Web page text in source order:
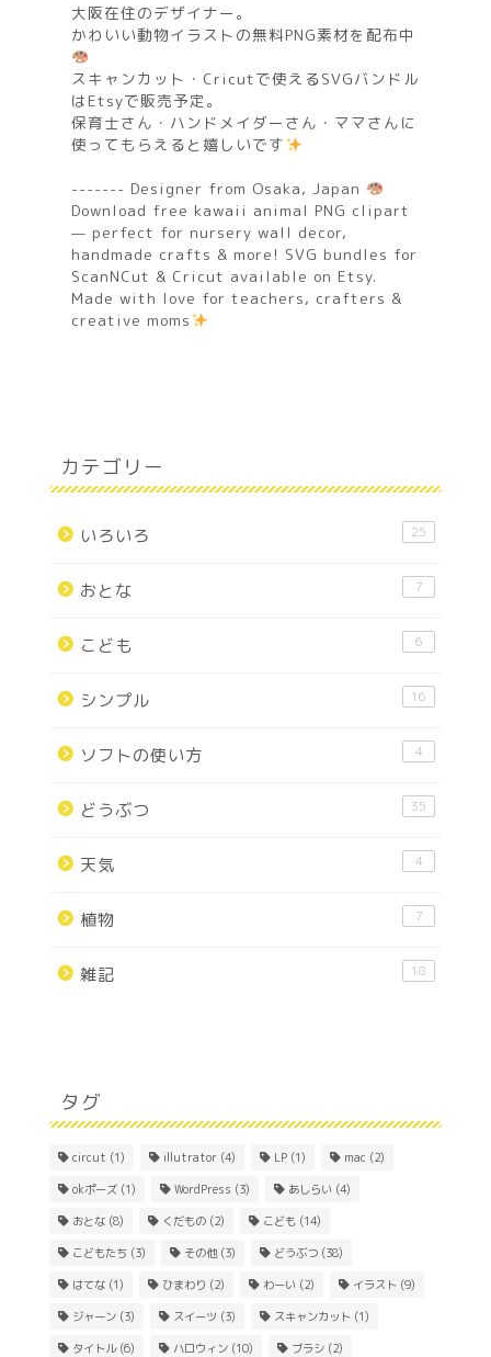
大阪在住のデザイナー。
かわいい動物イラストの無料PNG素材を配布中
スキャンカット・Cricutで使えるSVGバンドル
はEtsyで販売予定。
保育士さん・ハンドメイダーさん・ママさんに
使ってもらえると嬉しいです
------- Designer from Osaka, Japan
Download free kawaii animal PNG clipart
— perfect for nursery wall decor,
handmade crafts & more! SVG bundles for
ScanNCut & Cricut available on Etsy.
Made with love for teachers, crafters &
creative moms
カテゴリー
いろいろ 25
おとな 7
こども 6
シンプル 16
ソフトの使い方 4
どうぶつ 35
天気 4
植物 7
雑記 18
タグ
circut (1) illutrator (4) LP (1) mac (2)
okポーズ (1) WordPress (3) あしらい (4)
おとな (8) くだもの (2) こども (14)
こどもたち (3) その他(3) どうぶつ (38)
はてな (1) ひまわり (2) わーい (2) イラスト (9)
ジャーン (3) スイーツ (3) スキャンカット (1)
タイトル(6) ハロウィン (10) ブラシ (2)